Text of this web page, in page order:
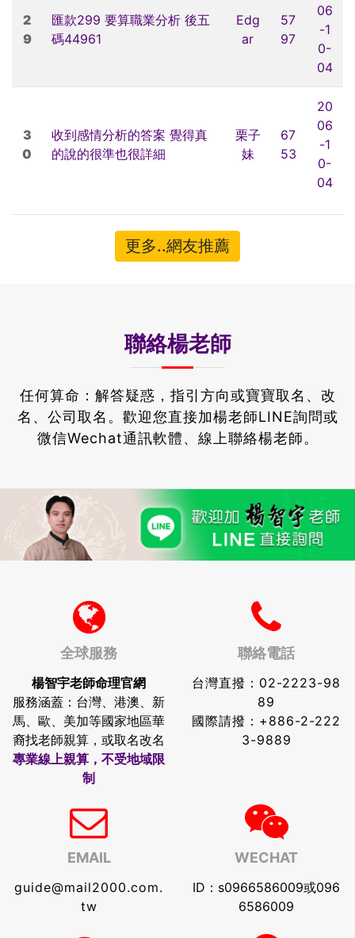
2
9
匯款299 要算職業分析 後五
碼44961
Edg
ar
57
97
06
-1
0-
04
3
0
收到感情分析的答案 覺得真
的說的很準也很詳細
栗子
妹
67
53
20
06
-1
0-
04
更多..網友推薦
聯絡楊老師
任何算命：解答疑惑，指引方向或寶寶取名、改
名、公司取名。 歡迎您直接加楊老師LINE詢問或
微信Wechat通訊軟體、線上聯絡楊老師。
全球服務
楊智宇老師命理官網
服務涵蓋：台灣、港澳、新
馬、歐、美加等國家地區華
裔找老師親算，或取名改名
專業線上親算，不受地域限
制
聯絡電話
台灣直撥： 02-2223-98
89
國際請撥： +886-2-222
3-9889
EMAIL
guide@mail2000.com.
tw
WECHAT
ID：s0966586009或096
6586009